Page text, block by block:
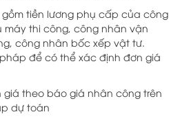
gồm tiền lương phụ cấp của công
máy thi công, công nhân vận
công nhân bốc xếp vật tư.
để có thể xác định đơn giá
giá theo báo giá nhân công trên
dự toán